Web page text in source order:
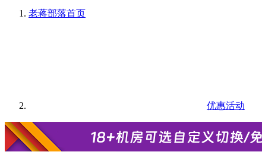
老蒋部落首页
优惠活动